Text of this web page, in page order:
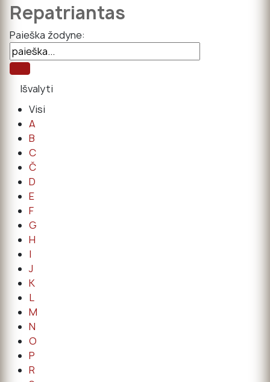
Repatriantas
Paieška žodyne:
Visi
A
B
C
Č
D
E
F
G
H
I
J
K
L
M
N
O
P
R